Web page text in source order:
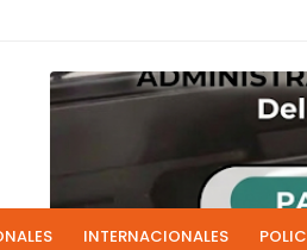
INTERNACIONALES